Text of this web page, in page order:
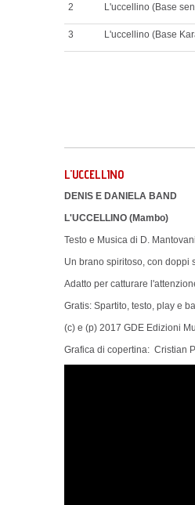
2 L'uccellino (Base
3 L'uccellino (Base
L'UCCELLINO
DENIS E DANIELA BAND
L'UCCELLINO (Mambo)
Testo e Musica di D. Mantovani.
Un brano spiritoso, con doppi
Adatto per catturare
Gratis: Spartito, testo, play e
(c) e (p) 2017 GDE Edizioni
Grafica di copertina: Cristian